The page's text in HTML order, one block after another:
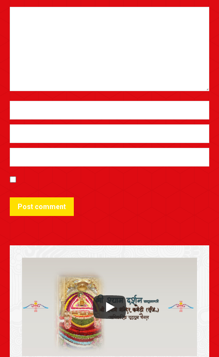
Post comment